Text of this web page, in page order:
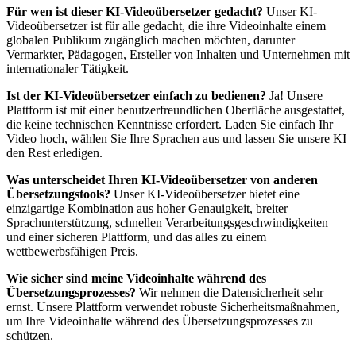
Für wen ist dieser KI-Videoübersetzer gedacht? Unser KI-
Videoübersetzer ist für alle gedacht, die ihre Videoinhalte einem
globalen Publikum zugänglich machen möchten, darunter
Vermarkter, Pädagogen, Ersteller von Inhalten und Unternehmen mit
internationaler Tätigkeit.
Ist der KI-Videoübersetzer einfach zu bedienen? Ja! Unsere
Plattform ist mit einer benutzerfreundlichen Oberfläche ausgestattet,
die keine technischen Kenntnisse erfordert. Laden Sie einfach Ihr
Video hoch, wählen Sie Ihre Sprachen aus und lassen Sie unsere KI
den Rest erledigen.
Was unterscheidet Ihren KI-Videoübersetzer von anderen
Übersetzungstools? Unser KI-Videoübersetzer bietet eine
einzigartige Kombination aus hoher Genauigkeit, breiter
Sprachunterstützung, schnellen Verarbeitungsgeschwindigkeiten
und einer sicheren Plattform, und das alles zu einem
wettbewerbsfähigen Preis.
Wie sicher sind meine Videoinhalte während des
Übersetzungsprozesses? Wir nehmen die Datensicherheit sehr
ernst. Unsere Plattform verwendet robuste Sicherheitsmaßnahmen,
um Ihre Videoinhalte während des Übersetzungsprozesses zu
schützen.